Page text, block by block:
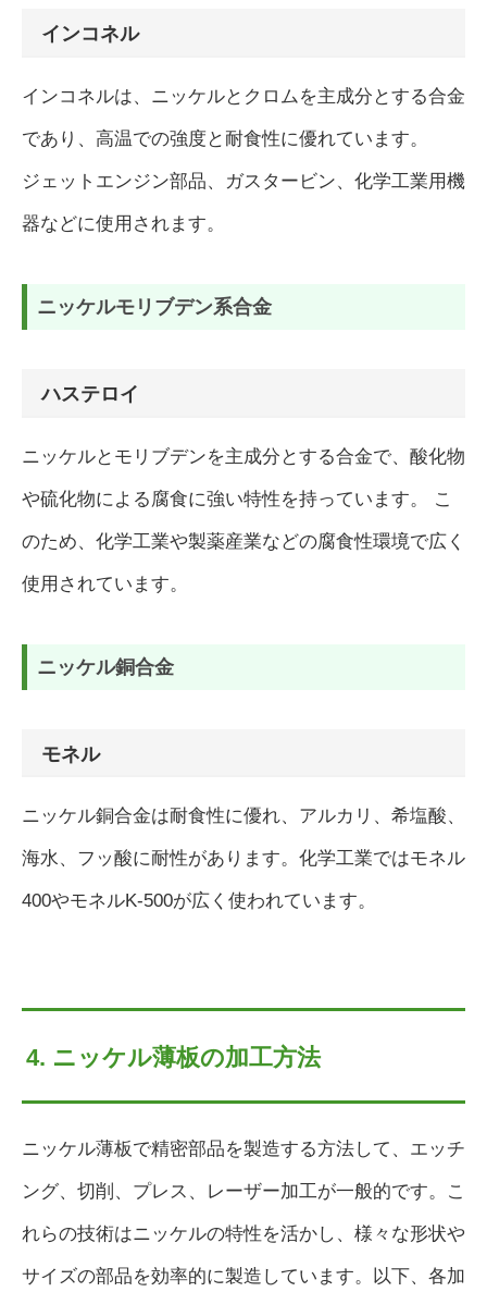
インコネル
インコネルは、ニッケルとクロムを主成分とする合金
であり、高温での強度と耐食性に優れています。
ジェットエンジン部品、ガスタービン、化学工業用機
器などに使用されます。
ニッケルモリブデン系合金
ハステロイ
ニッケルとモリブデンを主成分とする合金で、酸化物
や硫化物による腐食に強い特性を持っています。 こ
のため、化学工業や製薬産業などの腐食性環境で広く
使用されています。
ニッケル銅合金
モネル
ニッケル銅合金は耐食性に優れ、アルカリ、希塩酸、
海水、フッ酸に耐性があります。化学工業ではモネル
400やモネルK-500が広く使われています。
4. ニッケル薄板の加工方法
ニッケル薄板で精密部品を製造する方法して、エッチ
ング、切削、プレス、レーザー加工が一般的です。こ
れらの技術はニッケルの特性を活かし、様々な形状や
サイズの部品を効率的に製造しています。以下、各加